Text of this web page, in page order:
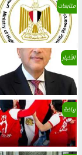
متابعات
الأخبار
رياضة